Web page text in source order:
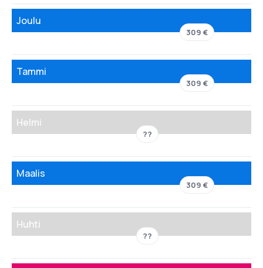
Joulu
309 €
Tammi
309 €
Helmi
??
Maalis
309 €
Huhti
??